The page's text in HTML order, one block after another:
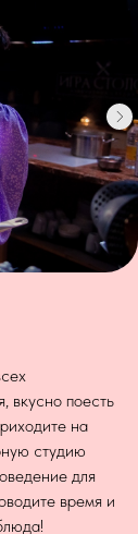
вкусно поесть
на
студию
для
время и